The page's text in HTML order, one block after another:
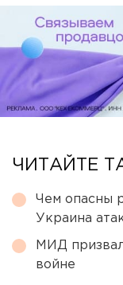
ЧИТАЙТЕ
Чем опасны
Украина
МИД
войне